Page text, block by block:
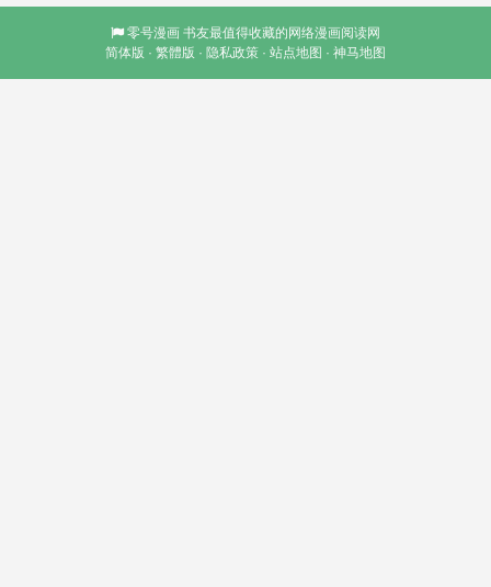
零号漫画 书友最值得收藏的网络漫画阅读网
简体版 · 繁體版 · 隐私政策 · 站点地图 · 神马地图